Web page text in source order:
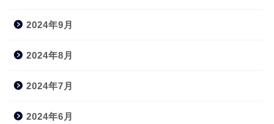
2024年9月
2024年8月
2024年7月
2024年6月